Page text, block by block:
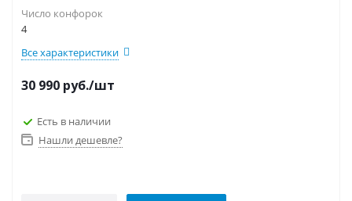
Число конфорок
4
Все характеристики
30 990 руб./шт
Есть в наличии
Нашли дешевле?